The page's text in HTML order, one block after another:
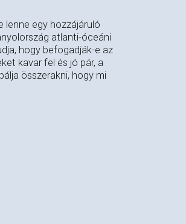
lenne egy hozzájáruló
atlanti-óceáni
hogy befogadják-e az
kavar fel és jó pár, a
összerakni, hogy mi